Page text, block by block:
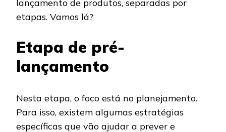
lançamento de produtos, separadas por
etapas. Vamos lá?
Etapa de pré-
lançamento
Nesta etapa, o foco está no planejamento.
Para isso, existem algumas estratégias
específicas que vão ajudar a prever e